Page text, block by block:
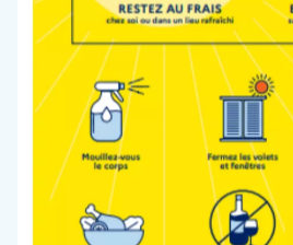
Service de soins médicaux
réadaptation –
rééducation de l’appareil
Lire la suite